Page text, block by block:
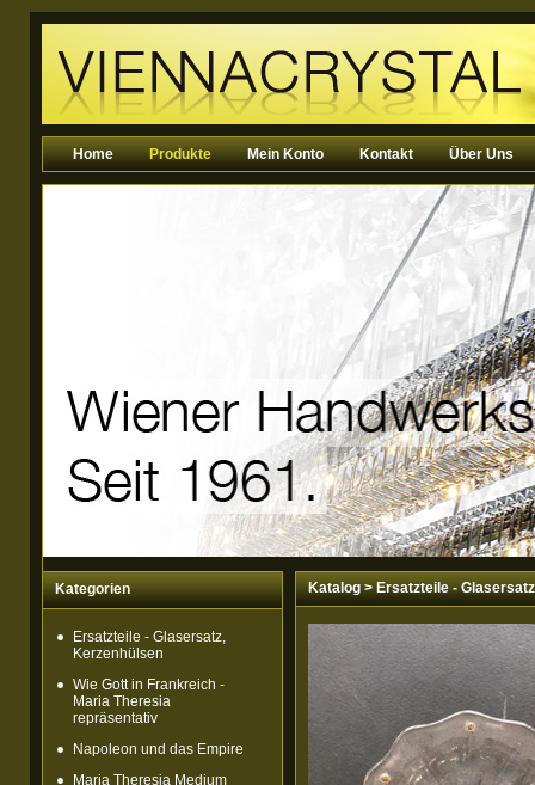
Home Produkte Mein Konto Kontakt Über Uns
Kategorien
Ersatzteile - Glasersatz,
Kerzenhülsen
Wie Gott in Frankreich -
Maria Theresia
repräsentativ
Napoleon und das Empire
Maria Theresia Medium
Katalog>Ersatzteile -